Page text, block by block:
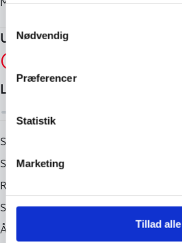
Nødvendig
Præferencer
Statistik
Marketing
Tillad alle